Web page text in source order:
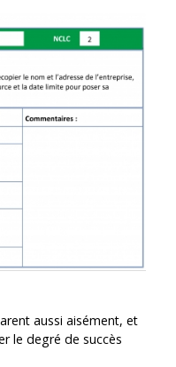
aussi aisément, et
le degré de succès